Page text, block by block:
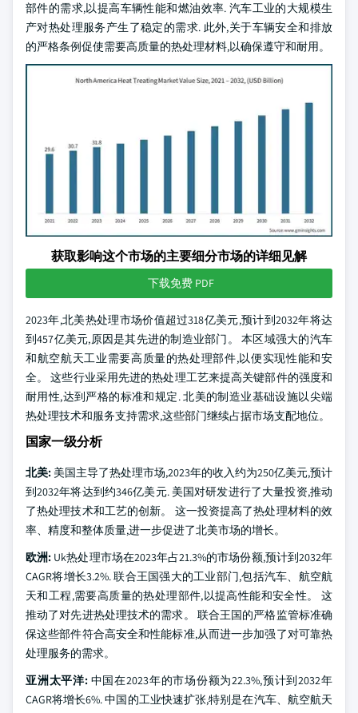
部件的需求,以提高车辆性能和燃油效率. 汽车工业的大规模生
产对热处理服务产生了稳定的需求. 此外,关于车辆安全和排放
的严格条例促使需要高质量的热处理材料,以确保遵守和耐用。
获取影响这个市场的主要细分市场的详细见解
下载免费 PDF
2023年,北美热处理市场价值超过318亿美元,预计到2032年将达
到457亿美元,原因是其先进的制造业部门。 本区域强大的汽车
和航空航天工业需要高质量的热处理部件,以便实现性能和安
全。 这些行业采用先进的热处理工艺来提高关键部件的强度和
耐用性,达到严格的标准和规定. 北美的制造业基础设施以尖端
热处理技术和服务支持需求,这些部门继续占据市场支配地位。
国家一级分析
北美: 美国主导了热处理市场,2023年的收入约为250亿美元,预计
到2032年将达到约346亿美元. 美国对研发进行了大量投资,推动
了热处理技术和工艺的创新。 这一投资提高了热处理材料的效
率、精度和整体质量,进一步促进了北美市场的增长。
欧洲: Uk热处理市场在2023年占21.3%的市场份额,预计到2032年
CAGR将增长3.2%. 联合王国强大的工业部门,包括汽车、航空航
天和工程,需要高质量的热处理部件,以提高性能和安全性。 这
推动了对先进热处理技术的需求。 联合王国的严格监管标准确
保这些部件符合高安全和性能标准,从而进一步加强了对可靠热
处理服务的需求。
亚洲太平洋:中国在2023年的市场份额为22.3%,预计到2032年
CAGR将增长6%. 中国的工业快速扩张,特别是在汽车、航空航天